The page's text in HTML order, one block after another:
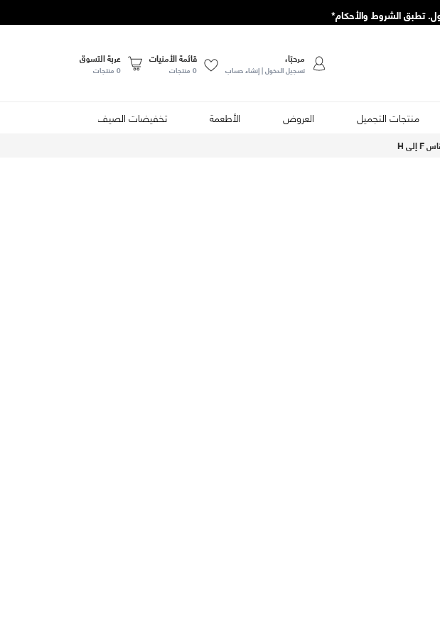
مرحبًا،
تسجيل الدخول | إنشاء حساب
قائمة الأمنيات
0 منتجات
عربة التسوق
0 منتجات
منتجات التجميل العروض الأطعمة تخفيضات الصيف